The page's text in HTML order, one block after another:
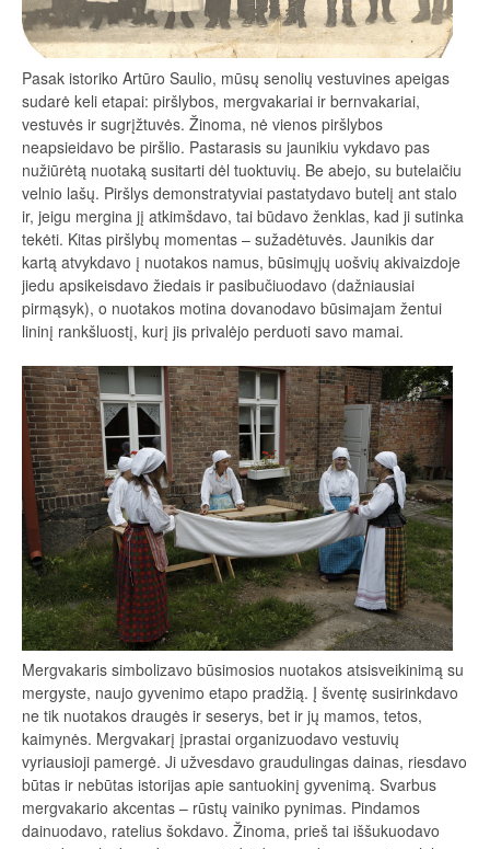
Pasak istoriko Artūro Saulio, mūsų senolių vestuvines apeigas
sudarė keli etapai: piršlybos, mergvakariai ir bernvakariai,
vestuvės ir sugrįžtuvės. Žinoma, nė vienos piršlybos
neapsieidavo be piršlio. Pastarasis su jaunikiu vykdavo pas
nužiūrėtą nuotaką susitarti dėl tuoktuvių. Be abejo, su butelaičiu
velnio lašų. Piršlys demonstratyviai pastatydavo butelį ant stalo
ir, jeigu mergina jį atkimšdavo, tai būdavo ženklas, kad ji sutinka
tekėti. Kitas piršlybų momentas – sužadėtuvės. Jaunikis dar
kartą atvykdavo į nuotakos namus, būsimųjų uošvių akivaizdoje
jiedu apsikeisdavo žiedais ir pasibučiuodavo (dažniausiai
pirmąsyk), o nuotakos motina dovanodavo būsimajam žentui
lininį rankšluostį, kurį jis privalėjo perduoti savo mamai.
Mergvakaris simbolizavo būsimosios nuotakos atsisveikinimą su
mergyste, naujo gyvenimo etapo pradžią. Į šventę susirinkdavo
ne tik nuotakos draugės ir seserys, bet ir jų mamos, tetos,
kaimynės. Mergvakarį įprastai organizuodavo vestuvių
vyriausioji pamergė. Ji užvesdavo graudulingas dainas, riesdavo
būtas ir nebūtas istorijas apie santuokinį gyvenimą. Svarbus
mergvakario akcentas – rūstų vainiko pynimas. Pindamos
dainuodavo, ratelius šokdavo. Žinoma, prieš tai iššukuodavo